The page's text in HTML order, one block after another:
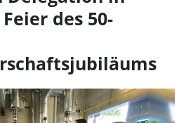
des 50-